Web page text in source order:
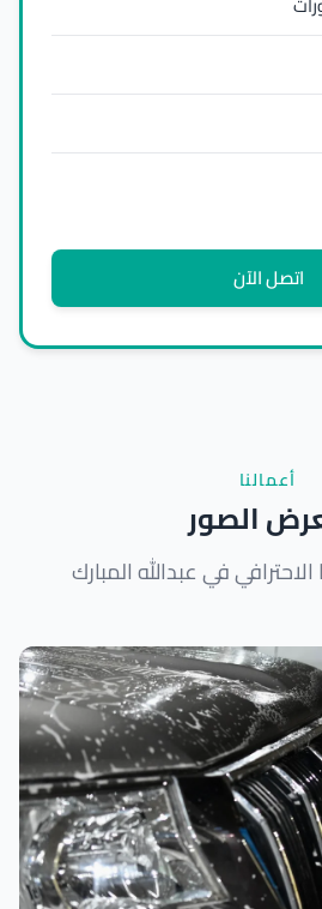
اتصل الآن
أعمالنا
الصور
في عبدالله المبارك